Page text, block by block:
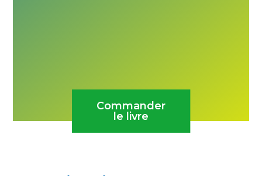
Commander
le livre